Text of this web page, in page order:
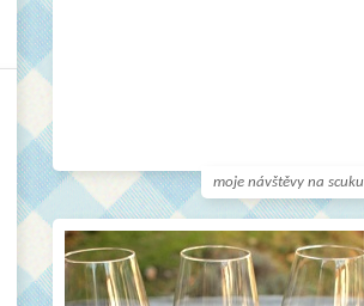
moje návštěvy na scuku